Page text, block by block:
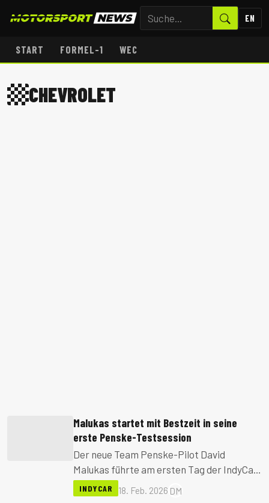
EN
START FORMEL-1 WEC
CHEVROLET
Malukas startet mit Bestzeit in seine
erste Penske-Testsession
Der neue Team Penske-Pilot David
Malukas führte am ersten Tag der IndyCar-
Tests in Phoenix die Zeitenliste an. Der 24-
Jährige erzielte eine Rundenzeit von
INDYCAR 18. Feb. 2026 DM